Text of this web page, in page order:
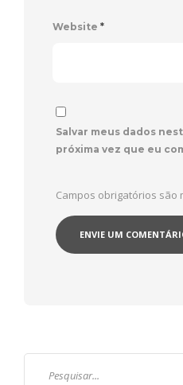
Website *
Salvar meus dados
próxima vez que eu
Campos obrigatórios são